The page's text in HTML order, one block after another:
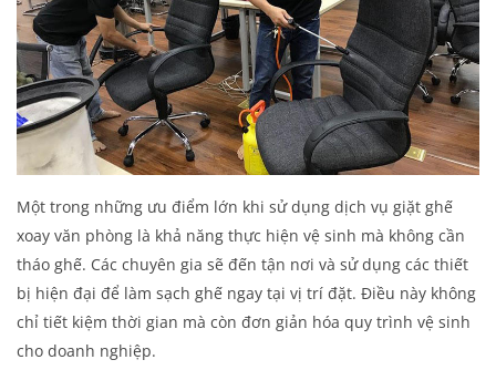
Một trong những ưu điểm lớn khi sử dụng dịch vụ giặt ghế
xoay văn phòng là khả năng thực hiện vệ sinh mà không cần
tháo ghế. Các chuyên gia sẽ đến tận nơi và sử dụng các thiết
bị hiện đại để làm sạch ghế ngay tại vị trí đặt. Điều này không
chỉ tiết kiệm thời gian mà còn đơn giản hóa quy trình vệ sinh
cho doanh nghiệp.